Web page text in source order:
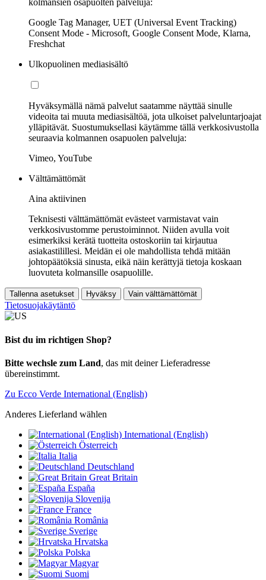
kolmansien osapuolten palveluja:
Google Tag Manager, UET (Universal Event Tracking)
Consent Mode - Microsoft, Google Consent Mode, Klarna,
Freshchat
Ulkopuolinen mediasisältö
Hyväksymällä nämä palvelut saatamme näyttää sinulle
videoita tai muuta mediasisältöä, jota ulkoiset palveluntarjoajat
ylläpitävät. Suostumuksellasi käytämme tällä verkkosivustolla
seuraavia kolmannen osapuolen palveluja:
Vimeo, YouTube
Välttämättömät
Aina aktiivinen
Teknisesti välttämättömät evästeet varmistavat vain
verkkosivustomme perustoiminnot. Niiden avulla voit
esimerkiksi kerätä tuotteita ostoskoriin tai kirjautua
asiakastilillesi. Meidän ei ole mahdollista tehdä mitään
johtopäätöksiä sinusta, eikä näin kerättyjä tietoja koskaan
luovuteta kolmansille osapuolille.
Tallenna asetukset Hyväksy Vain välttämättömät
Tietosuojakäytäntö
Bist du im richtigen Shop?
Bitte wechsle zum Land, das mit deiner Lieferadresse
übereinstimmt.
Zu Ecco Verde International (English)
Anderes Lieferland wählen
International (English)
Österreich
Italia
Deutschland
Great Britain
España
Slovenija
France
România
Sverige
Hrvatska
Polska
Magyar
Suomi